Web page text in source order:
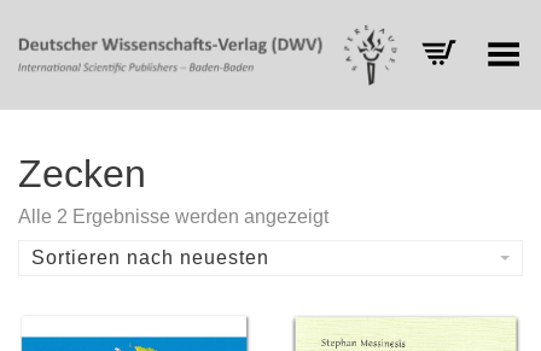
Toggle Menu
Zecken
Alle 2 Ergebnisse werden angezeigtNach
Sortieren nach neuesten